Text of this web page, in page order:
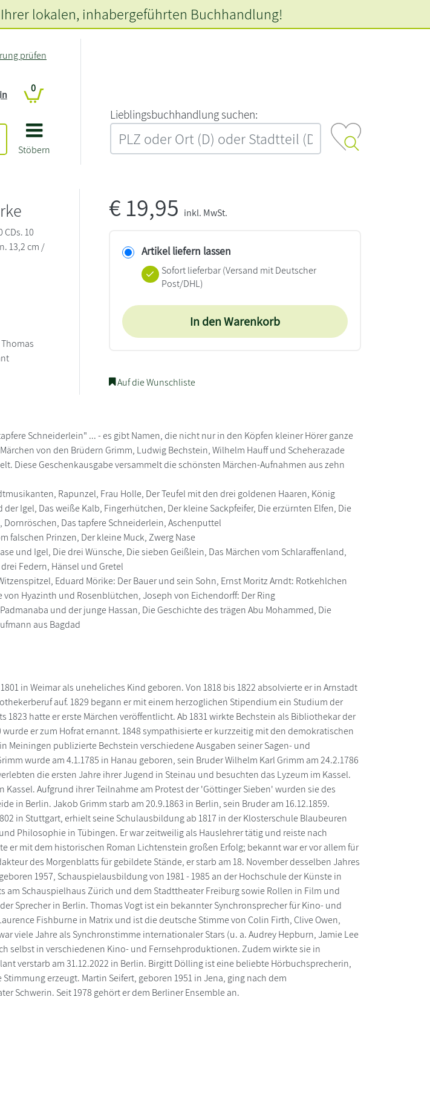
Stöbern
prüfen
0
L‍i‍e‍b‍l‍i‍n‍g‍s‍b‍u‍c‍h‍h‍a‍n‍d‍l‍u‍n‍g‍ ‍s‍u‍c‍h‍e‍n‍:‍
lokalen, inhabergeführten Buchhandlung!
10
13,2 cm /
€19,95 inkl. MwSt.
Artikel liefern lassen
Sofort lieferbar(Versand mit Deutscher
Post/DHL)
In den Warenkorb
Auf die Wunschliste
Schneiderlein" ... - es gibt Namen, die nicht nur in den Köpfen kleiner Hörer ganze
von den Brüdern Grimm, Ludwig Bechstein, Wilhelm Hauff und Scheherazade
Diese Geschenkausgabe versammelt die schönsten Märchen-Aufnahmen aus zehn
Rapunzel, Frau Holle, Der Teufel mit den drei goldenen Haaren, König
Igel, Das weiße Kalb, Fingerhütchen, Der kleine Sackpfeifer, Die erzürnten Elfen, Die
Das tapfere Schneiderlein, Aschenputtel
falschen Prinzen, Der kleine Muck, Zwerg Nase
und Igel, Die drei Wünsche, Die sieben Geißlein, Das Märchen vom Schlaraffenland,
Federn, Hänsel und Gretel
Eduard Mörike: Der Bauer und sein Sohn, Ernst Moritz Arndt: Rotkehlchen
Hyazinth und Rosenblütchen, Joseph von Eichendorff: Der Ring
und der junge Hassan, Die Geschichte des trägen Abu Mohammed, Die
aus Bagdad
in Weimar als uneheliches Kind geboren. Von 1818 bis 1822 absolvierte er in Arnstadt
auf. 1829 begann er mit einem herzoglichen Stipendium ein Studium der
1823 hatte er erste Märchen veröffentlicht. Ab 1831 wirkte Bechstein als Bibliothekar der
er zum Hofrat ernannt. 1848 sympathisierte er kurzzeitig mit den demokratischen
Meiningen publizierte Bechstein verschiedene Ausgaben seiner Sagen- und
wurde am 4.1.1785 in Hanau geboren, sein Bruder Wilhelm Karl Grimm am 24.2.1786
die ersten Jahre ihrer Jugend in Steinau und besuchten das Lyzeum im Kassel.
Kassel. Aufgrund ihrer Teilnahme am Protest der 'Göttinger Sieben' wurden sie des
in Berlin. Jakob Grimm starb am 20.9.1863 in Berlin, sein Bruder am 16.12.1859.
in Stuttgart, erhielt seine Schulausbildung ab 1817 in der Klosterschule Blaubeuren
Philosophie in Tübingen. Er war zeitweilig als Hauslehrer tätig und reiste nach
er mit dem historischen Roman Lichtenstein großen Erfolg; bekannt war er vor allem für
des Morgenblatts für gebildete Stände, er starb am 18. November desselben Jahres
1957, Schauspielausbildung von 1981 - 1985 an der Hochschule der Künste in
am Schauspielhaus Zürich und dem Stadttheater Freiburg sowie Rollen in Film und
Sprecher in Berlin. Thomas Vogt ist ein bekannter Synchronsprecher für Kino- und
Fishburne in Matrix und ist die deutsche Stimme von Colin Firth, Clive Owen,
viele Jahre als Synchronstimme internationaler Stars (u. a. Audrey Hepburn, Jamie Lee
selbst in verschiedenen Kino- und Fernsehproduktionen. Zudem wirkte sie in
verstarb am 31.12.2022 in Berlin. Birgitt Dölling ist eine beliebte Hörbuchsprecherin,
erzeugt. Martin Seifert, geboren 1951 in Jena, ging nach dem
Schwerin. Seit 1978 gehört er dem Berliner Ensemble an.